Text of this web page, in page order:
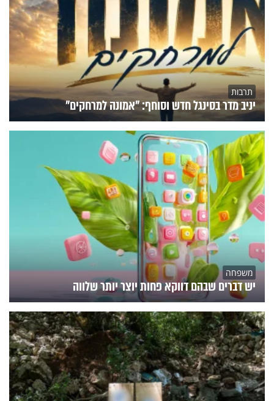
תרבות
יניב מדר בסינגל חדש וסוחף: "אמונה למרחקים"
משפחה
יש דברים שבהם דווקא פחות יוצר יותר שלווה